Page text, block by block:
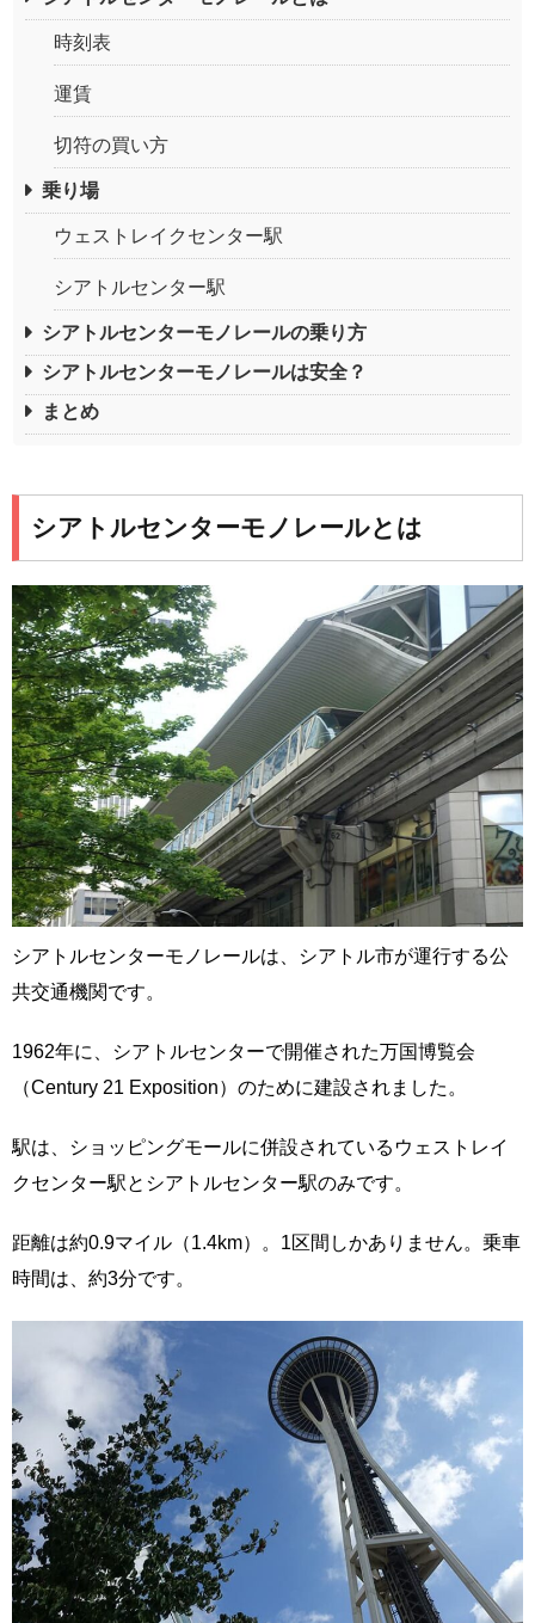
時刻表
運賃
切符の買い方
乗り場
ウェストレイクセンター駅
シアトルセンター駅
シアトルセンターモノレールの乗り方
シアトルセンターモノレールは安全？
まとめ
シアトルセンターモノレールとは
シアトルセンターモノレールは、シアトル市が運行する公
共交通機関です。
1962年に、シアトルセンターで開催された万国博覧会
（Century 21 Exposition）のために建設されました。
駅は、ショッピングモールに併設されているウェストレイ
クセンター駅とシアトルセンター駅のみです。
距離は約0.9マイル（1.4km）。1区間しかありません。乗車
時間は、約3分です。